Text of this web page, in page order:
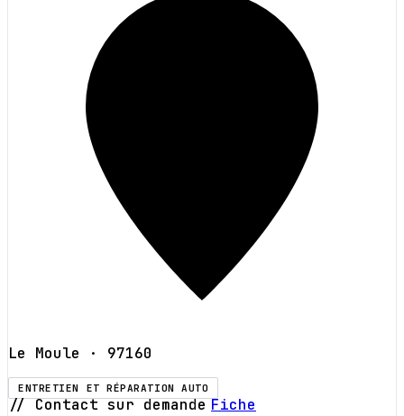
Le Moule · 97160
ENTRETIEN ET RÉPARATION AUTO
// Contact sur demande Fiche